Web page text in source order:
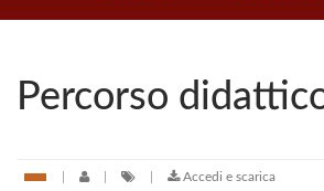
Percorso
Accedi e scarica